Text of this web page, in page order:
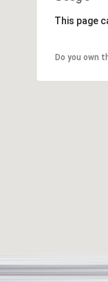
This page
Do you own